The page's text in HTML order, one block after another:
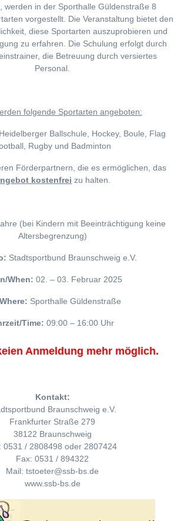
werden in der Sporthalle Güldenstraße 8
vorgestellt. Die Veranstaltung bietet den
diese Sportarten auszuprobieren und
zu erfahren. Die Schulung erfolgt durch
die Betreuung durch versiertes
Personal.
folgende Sportarten angeboten:
Ballschule, Hockey, Boule, Flag
Rugby und Badminton
Förderpartnern, die es ermöglichen, das
kostenfrei zu halten.
(bei Kindern mit Beeinträchtigung keine
Altersbegrenzung)
Stadtsportbund Braunschweig e.V.
When: 02. – 03. Februar 2025
Sporthalle Güldenstraße
Time: 09:00 – 16:00 Uhr
Anmeldung mehr möglich.
Kontakt:
Braunschweig e.V.
Frankfurter Straße 279
38122 Braunschweig
0531 / 2808498 oder 2807424
Fax: 0531 / 894322
Mail: tstoeter@ssb-bs.de
www.ssb-bs.de